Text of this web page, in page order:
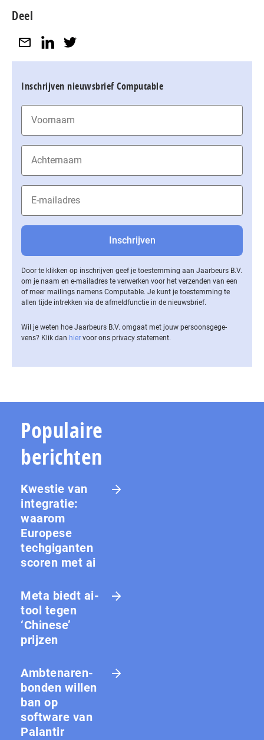
Deel
Inschrijven nieuwsbrief Computable
Door te klikken op inschrijven geef je toestemming aan Jaarbeurs B.V.
om je naam en e-mailadres te verwerken voor het verzenden van een
of meer mailings namens Computable. Je kunt je toestemming te
allen tijde intrekken via de af­meld­func­tie in de nieuwsbrief.
Wil je weten hoe Jaarbeurs B.V. omgaat met jouw per­soons­ge­ge­
vens? Klik dan hier voor ons privacy statement.
Populaire
berichten
Kwestie van
integratie:
waarom
Europese
techgiganten
scoren met ai
Meta biedt ai-
tool tegen
‘Chinese’
prijzen
Amb­te­na­ren­
bon­den willen
ban op
software van
Palantir